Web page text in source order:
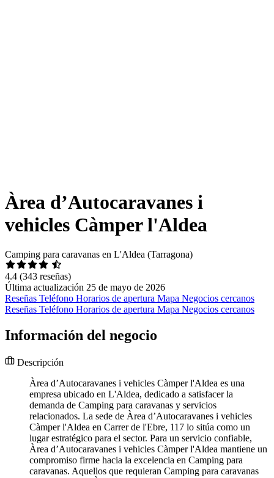
Àrea d’Autocaravanes i
vehicles Càmper l'Aldea
Camping para caravanas en L'Aldea (Tarragona)
4.4 (343 reseñas)
Última actualización 25 de mayo de 2026
Reseñas Teléfono Horarios de apertura Mapa Negocios cercanos
Reseñas Teléfono Horarios de apertura Mapa Negocios cercanos
Información del negocio
Descripción
Àrea d’Autocaravanes i vehicles Càmper l'Aldea es una
empresa ubicado en L'Aldea, dedicado a satisfacer la
demanda de Camping para caravanas y servicios
relacionados. La sede de Àrea d’Autocaravanes i vehicles
Càmper l'Aldea en Carrer de l'Ebre, 117 lo sitúa como un
lugar estratégico para el sector. Para un servicio confiable,
Àrea d’Autocaravanes i vehicles Càmper l'Aldea mantiene un
compromiso firme hacia la excelencia en Camping para
caravanas. Aquellos que requieran Camping para caravanas